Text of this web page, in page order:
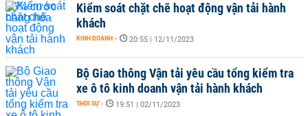
Kiểm soát chặt chẽ hoạt động vận tải hành
khách
KINH DOANH - 20:55 | 12/11/2023
Bộ Giao thông Vận tải yêu cầu tổng kiểm tra
xe ô tô kinh doanh vận tải hành khách
THỜI SỰ - 19:51 | 02/11/2023